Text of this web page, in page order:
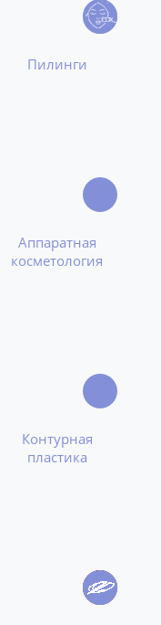
Пилинги
Аппаратная
косметология
Контурная
пластика